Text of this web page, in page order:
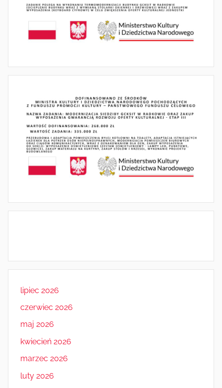
lipiec 2026
czerwiec 2026
maj 2026
kwiecień 2026
marzec 2026
luty 2026